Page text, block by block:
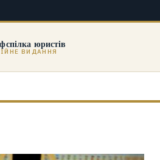
юристів
ВИДАННЯ